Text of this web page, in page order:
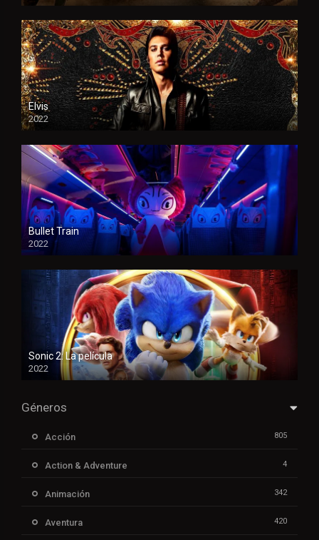
Elvis
2022
Bullet Train
2022
Sonic 2: La película
2022
Géneros
Acción 805
Action & Adventure 4
Animación 342
Aventura 420